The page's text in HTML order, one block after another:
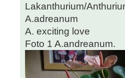
Lakanthurium/
A.adreanum
A. exciting love
Foto 1 A.andreanum.